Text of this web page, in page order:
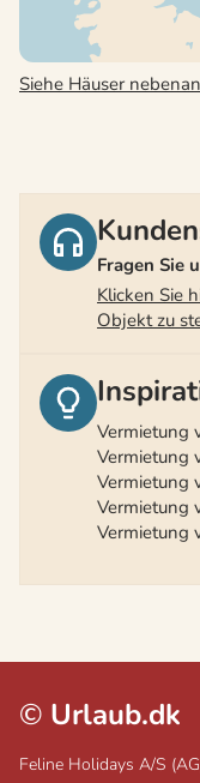
Siehe Häuser nebenan
Fragen Sie
Klicken Sie
Objekt zu
Vermietung
Vermietung
Vermietung
Vermietung
Vermietung
© Urlaub.dk
Feline Holidays A/S